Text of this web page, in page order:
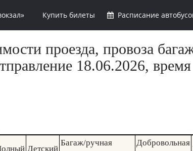
Купить билеты Расписание
проезда, провоза
18.06.2026,
Детский
Багаж/ручная
Добровольная